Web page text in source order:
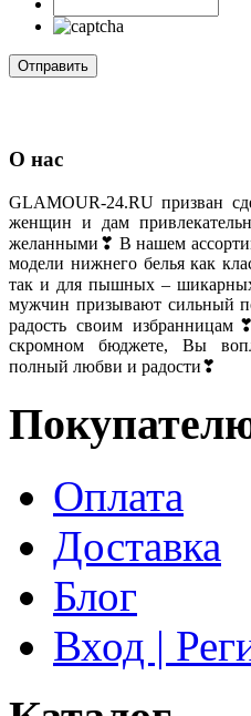
О нас
GLAMOUR-24.RU призван
женщин и дам
желанными❣ В нашем
модели нижнего белья как
так и для пышных –
мужчин призывают сильный
радость своим
скромном бюджете, Вы
полный любви и радости❣
Оплата
Доставка
Блог
Вход |